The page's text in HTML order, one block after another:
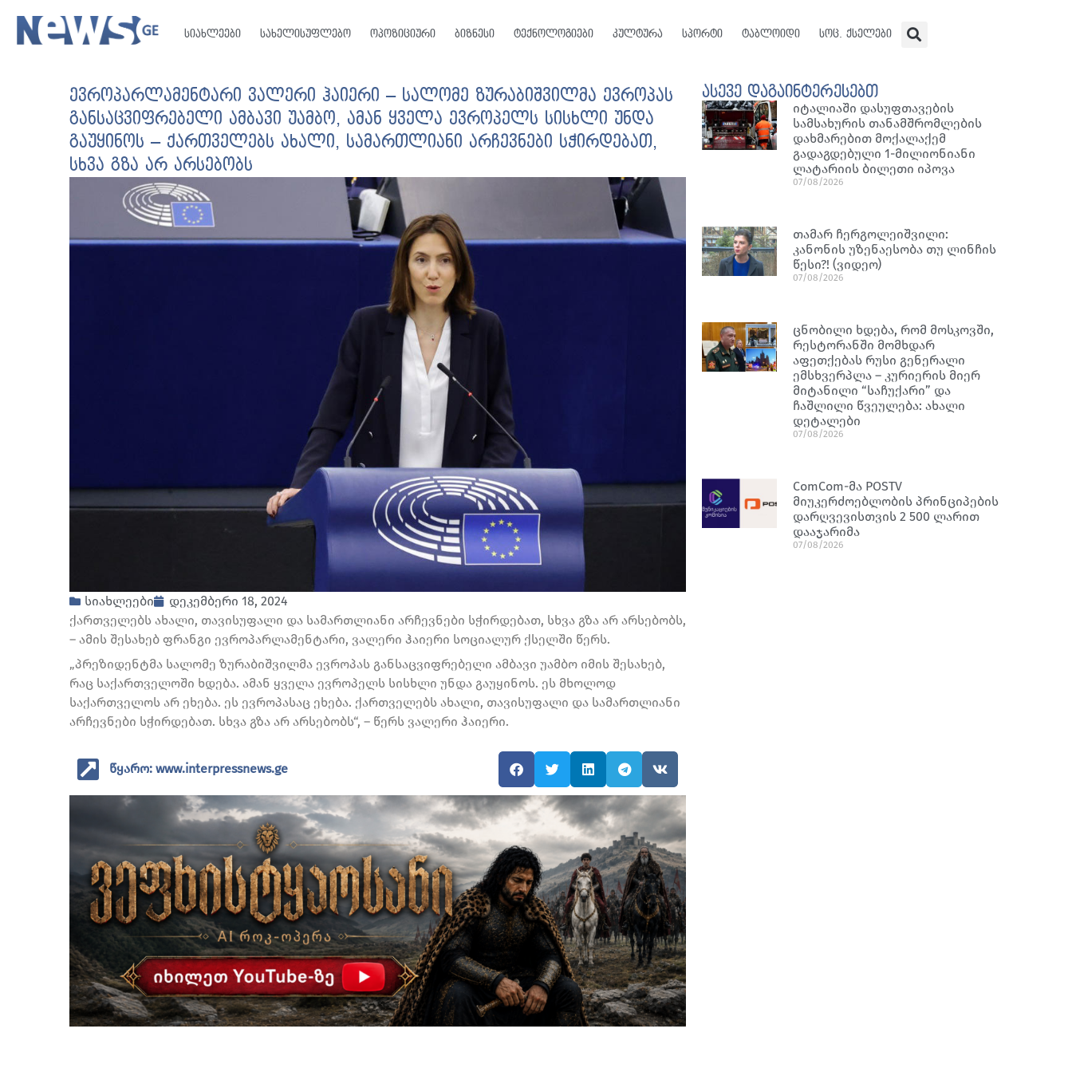
სიახლეები სახელისუფლებო ოპოზიციური ბიზნესი ტექნოლოგიები კულტურა სპორტი ტაბლოიდი სოც. ქსელები
ევროპარლამენტარი ვალერი ჰაიერი – სალომე ზურაბიშვილმა ევროპას
განსაცვიფრებელი ამბავი უამბო, ამან ყველა ევროპელს სისხლი უნდა
გაუყინოს – ქართველებს ახალი, სამართლიანი არჩევნები სჭირდებათ,
სხვა გზა არ არსებობს
სიახლეები
დეკემბერი 18, 2024
ქართველებს ახალი, თავისუფალი და სამართლიანი არჩევნები სჭირდებათ, სხვა გზა არ არსებობს,
– ამის შესახებ ფრანგი ევროპარლამენტარი, ვალერი ჰაიერი სოციალურ ქსელში წერს.
„პრეზიდენტმა სალომე ზურაბიშვილმა ევროპას განსაცვიფრებელი ამბავი უამბო იმის შესახებ,
რაც საქართველოში ხდება. ამან ყველა ევროპელს სისხლი უნდა გაუყინოს. ეს მხოლოდ
საქართველოს არ ეხება. ეს ევროპასაც ეხება. ქართველებს ახალი, თავისუფალი და სამართლიანი
არჩევნები სჭირდებათ. სხვა გზა არ არსებობს“, – წერს ვალერი ჰაიერი.
წყარო: www.interpressnews.ge
ასევე დაგაინტერესებთ
იტალიაში დასუფთავების
სამსახურის თანამშრომლების
დახმარებით მოქალაქემ
გადაგდებული 1-მილიონიანი
ლატარიის ბილეთი იპოვა
07/08/2026
თამარ ჩერგოლეიშვილი:
კანონის უზენაესობა თუ ლინჩის
წესი?! (ვიდეო)
07/08/2026
ცნობილი ხდება, რომ მოსკოვში,
რესტორანში მომხდარ
აფეთქებას რუსი გენერალი
ემსხვერპლა – კურიერის მიერ
მიტანილი “საჩუქარი” და
ჩაშლილი წვეულება: ახალი
დეტალები
07/08/2026
ComCom-მა POSTV
მიუკერძოებლობის პრინციპების
დარღვევისთვის 2 500 ლარით
დააჯარიმა
07/08/2026